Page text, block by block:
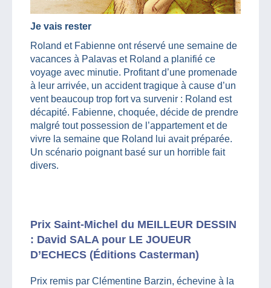
Je vais rester
Roland et Fabienne ont réservé une semaine de
vacances à Palavas et Roland a planifié ce
voyage avec minutie. Profitant d’une promenade
à leur arrivée, un accident tragique à cause d’un
vent beaucoup trop fort va survenir : Roland est
décapité. Fabienne, choquée, décide de prendre
malgré tout possession de l’appartement et de
vivre la semaine que Roland lui avait préparée.
Un scénario poignant basé sur un horrible fait
divers.
Prix Saint-Michel du MEILLEUR DESSIN
: David SALA pour LE JOUEUR
D’ECHECS (Éditions Casterman)
Prix remis par Clémentine Barzin, échevine à la